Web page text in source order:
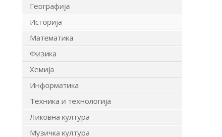
Географија
Историја
Математика
Физика
Хемија
Информатика
Техника и технологија
Ликовна култура
Музичка култура